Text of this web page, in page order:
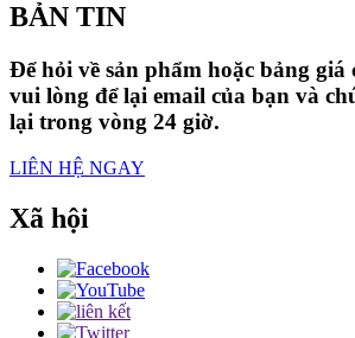
BẢN TIN
Để hỏi về sản phẩm hoặc bảng giá
vui lòng để lại email của bạn và
lại trong vòng 24 giờ.
LIÊN HỆ NGAY
Xã hội